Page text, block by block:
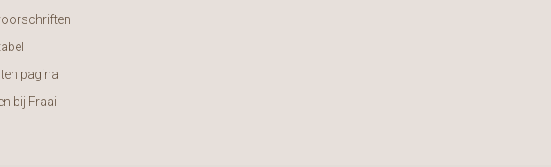
pagina
bij Fraai